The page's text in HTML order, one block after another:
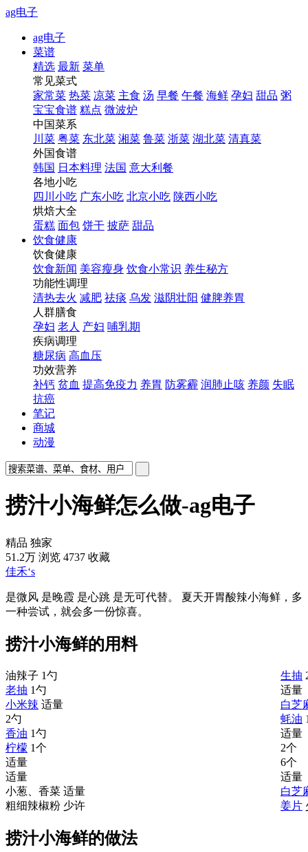
ag电子
ag电子
菜谱
精选 最新 菜单
常见菜式
家常菜 热菜 凉菜 主食 汤 早餐 午餐 海鲜 孕妇 甜品 粥
宝宝食谱 糕点 微波炉
中国菜系
川菜 粤菜 东北菜 湘菜 鲁菜 浙菜 湖北菜 清真菜
外国食谱
韩国 日本料理 法国 意大利餐
各地小吃
四川小吃 广东小吃 北京小吃 陕西小吃
烘焙大全
蛋糕 面包 饼干 披萨 甜品
饮食健康
饮食健康
饮食新闻 美容瘦身 饮食小常识 养生秘方
功能性调理
清热去火 减肥 祛痰 乌发 滋阴壮阳 健脾养胃
人群膳食
孕妇 老人 产妇 哺乳期
疾病调理
糖尿病 高血压
功效营养
补钙 贫血 提高免疫力 养胃 防雾霾 润肺止咳 养颜 失眠
抗癌
笔记
商城
动漫
捞汁小海鲜怎么做-ag电子
精品 独家
51.2万 浏览 4737 收藏
佳禾‘s
是微风 是晚霞 是心跳 是无可代替。 夏天开胃酸辣小海鲜，多
一种尝试，就会多一份惊喜。
捞汁小海鲜的用料
油辣子 1勺 生抽
老抽 1勺
适量
小米辣 适量
白芝
2勺
蚝油
香油 1勺
适量
柠檬 1个
2个
适量
6个
适量
适量
小葱、香菜 适量
白芝
粗细辣椒粉 少许 姜片
捞汁小海鲜的做法